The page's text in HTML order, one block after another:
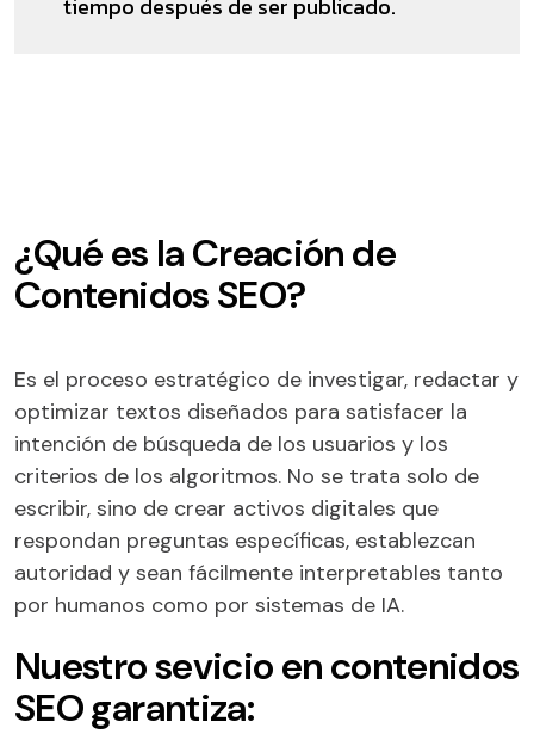
¿Qué es la Creación de
Contenidos SEO?
Es el proceso estratégico de investigar, redactar y
optimizar textos diseñados para satisfacer la
intención de búsqueda de los usuarios y los
criterios de los algoritmos. No se trata solo de
escribir, sino de crear activos digitales que
respondan preguntas específicas, establezcan
autoridad y sean fácilmente interpretables tanto
por humanos como por sistemas de IA.
Nuestro sevicio en contenidos
SEO garantiza: